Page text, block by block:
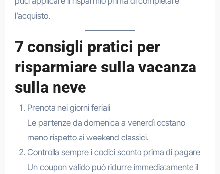
l’acquisto.
7 consigli pratici per
risparmiare sulla vacanza
sulla neve
Prenota nei giorni feriali
Le partenze da domenica a venerdì costano
meno rispetto ai weekend classici.
Controlla sempre i codici sconto prima di pagare
Un coupon valido può ridurre immediatamente il